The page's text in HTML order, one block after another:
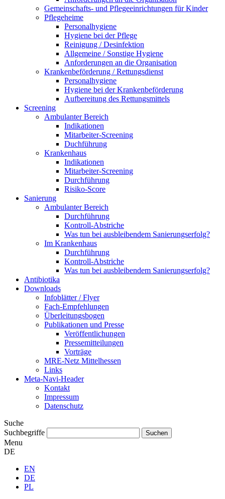
Gemeinschafts- und Pflegeeinrichtungen für Kinder
Pflegeheime
Personalhygiene
Hygiene bei der Pflege
Reinigung / Desinfektion
Allgemeine / Sonstige Hygiene
Anforderungen an die Organisation
Krankenbeförderung / Rettungsdienst
Personalhygiene
Hygiene bei der Krankenbeförderung
Aufbereitung des Rettungsmittels
Screening
Ambulanter Bereich
Indikationen
Mitarbeiter-Screening
Duchführung
Krankenhaus
Indikationen
Mitarbeiter-Screening
Durchführung
Risiko-Score
Sanierung
Ambulanter Bereich
Durchführung
Kontroll-Abstriche
Was tun bei ausbleibendem Sanierungserfolg?
Im Krankenhaus
Durchführung
Kontroll-Abstriche
Was tun bei ausbleibendem Sanierungserfolg?
Antibiotika
Downloads
Infoblätter / Flyer
Fach-Empfehlungen
Überleitungsbogen
Publikationen und Presse
Veröffentlichungen
Pressemitteilungen
Vorträge
MRE-Netz Mittelhessen
Links
Meta-Navi-Header
Kontakt
Impressum
Datenschutz
Suche
Suchbegriffe
Menu
DE
EN
DE
PL